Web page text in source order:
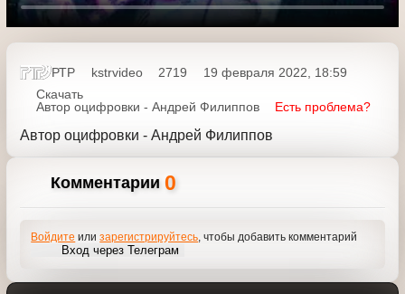
РТР kstrvideo 2719
19 февраля 2022, 18:59
Скачать
Автор оцифровки - Андрей Филиппов
Есть проблема?
Автор оцифровки - Андрей Филиппов
Комментарии0
Войдите илизарегистрируйтесь, чтобы добавить комментарий
Вход через Телеграм